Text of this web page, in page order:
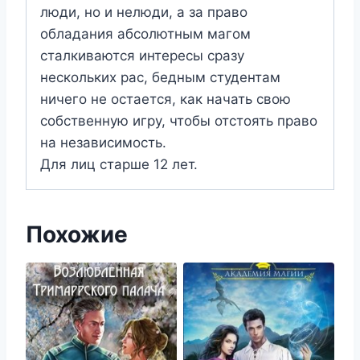
люди, но и нелюди, а за право
обладания абсолютным магом
сталкиваются интересы сразу
нескольких рас, бедным студентам
ничего не остается, как начать свою
собственную игру, чтобы отстоять право
на независимость.
Для лиц старше 12 лет.
Похожие